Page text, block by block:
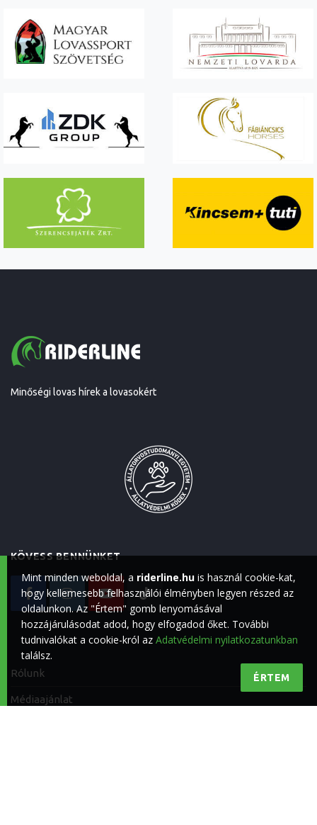
Minőségi lovas hírek a lovasokért
KÖVESS BENNÜNKET
Rólunk
Médiaajánlat
Mint minden weboldal, a riderline.hu is használ cookie-kat,
hogy kellemesebb felhasználói élményben legyen részed az
oldalunkon. Az "Értem" gomb lenyomásával
hozzájárulásodat adod, hogy elfogadod őket. További
tudnivalókat a cookie-król az Adatvédelmi nyilatkozatunkban
találsz.
ÉRTEM